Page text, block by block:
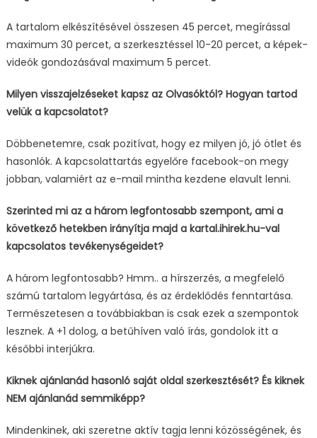
A tartalom elkészítésével összesen 45 percet, megírással
maximum 30 percet, a szerkesztéssel 10-20 percet, a képek-
videók gondozásával maximum 5 percet.
Milyen visszajelzéseket kapsz az Olvasóktól? Hogyan tartod
velük a kapcsolatot?
Döbbenetemre, csak pozitívat, hogy ez milyen jó, jó ötlet és
hasonlók. A kapcsolattartás egyelőre facebook-on megy
jobban, valamiért az e-mail mintha kezdene elavult lenni.
Szerinted mi az a három legfontosabb szempont, ami a
következő hetekben irányítja majd a kartal.ihirek.hu-val
kapcsolatos tevékenységeidet?
A három legfontosabb? Hmm.. a hírszerzés, a megfelelő
számú tartalom legyártása, és az érdeklődés fenntartása.
Természetesen a továbbiakban is csak ezek a szempontok
lesznek. A +1 dolog, a betűhíven való írás, gondolok itt a
későbbi interjúkra.
Kiknek ajánlanád hasonló saját oldal szerkesztését? És kiknek
NEM ajánlanád semmiképp?
Mindenkinek, aki szeretne aktív tagja lenni közösségének, és